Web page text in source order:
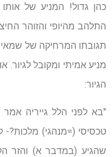
כהן גדול! המניע של אותו
התלהב מהיופי והזוהר
תגובתו המרחיקה של שמאי-
מניע אמיתי ומקובל לגיור.
הגיור:
"בא לפני הלל גייריה
טכסיסי (=מנהגי) מלכות?-
שהגיע (במדבר א) והזר